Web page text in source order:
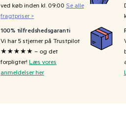
ved køb inden kl. 09:00 Se alle
fragtpriser >
100% tilfredshedsgaranti
Vi har 5 stjerner på Trustpilot
★★★★★ – og det
forpligter! Læs vores
anmeldelser her